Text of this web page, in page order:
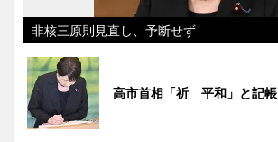
非核三原則見直し、予断せず
高市首相「祈 平和」と記帳